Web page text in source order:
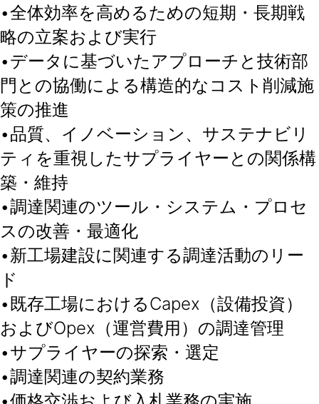
•全体効率を高めるための短期・長期戦
略の立案および実行
•データに基づいたアプローチと技術部
門との協働による構造的なコスト削減施
策の推進
•品質、イノベーション、サステナビリ
ティを重視したサプライヤーとの関係構
築・維持
•調達関連のツール・システム・プロセ
スの改善・最適化
•新工場建設に関連する調達活動のリー
ド
•既存工場におけるCapex（設備投資）
およびOpex（運営費用）の調達管理
•サプライヤーの探索・選定
•調達関連の契約業務